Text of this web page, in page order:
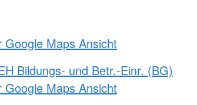
Google Maps Ansicht
Bildungs- und Betr.-Einr. (BG)
Google Maps Ansicht